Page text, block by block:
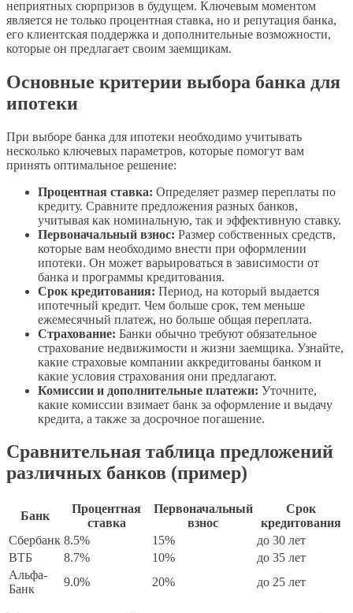
неприятных сюрпризов в будущем. Ключевым моментом
является не только процентная ставка, но и репутация банка,
его клиентская поддержка и дополнительные возможности,
которые он предлагает своим заемщикам.
Основные критерии выбора банка для
ипотеки
При выборе банка для ипотеки необходимо учитывать
несколько ключевых параметров, которые помогут вам
принять оптимальное решение:
Процентная ставка: Определяет размер переплаты по
кредиту. Сравните предложения разных банков,
учитывая как номинальную, так и эффективную ставку.
Первоначальный взнос: Размер собственных средств,
которые вам необходимо внести при оформлении
ипотеки. Он может варьироваться в зависимости от
банка и программы кредитования.
Срок кредитования: Период, на который выдается
ипотечный кредит. Чем больше срок, тем меньше
ежемесячный платеж, но больше общая переплата.
Страхование: Банки обычно требуют обязательное
страхование недвижимости и жизни заемщика. Узнайте,
какие страховые компании аккредитованы банком и
какие условия страхования они предлагают.
Комиссии и дополнительные платежи: Уточните,
какие комиссии взимает банк за оформление и выдачу
кредита, а также за досрочное погашение.
Сравнительная таблица предложений
различных банков (пример)
Банк
Процентная
ставка
Первоначальный
взнос
Срок
кредитования
Сбербанк 8.5% 15%
до 30 лет
ВТБ
8.7% 10%
до 35 лет
Альфа-
Банк
9.0% 20% до 25 лет